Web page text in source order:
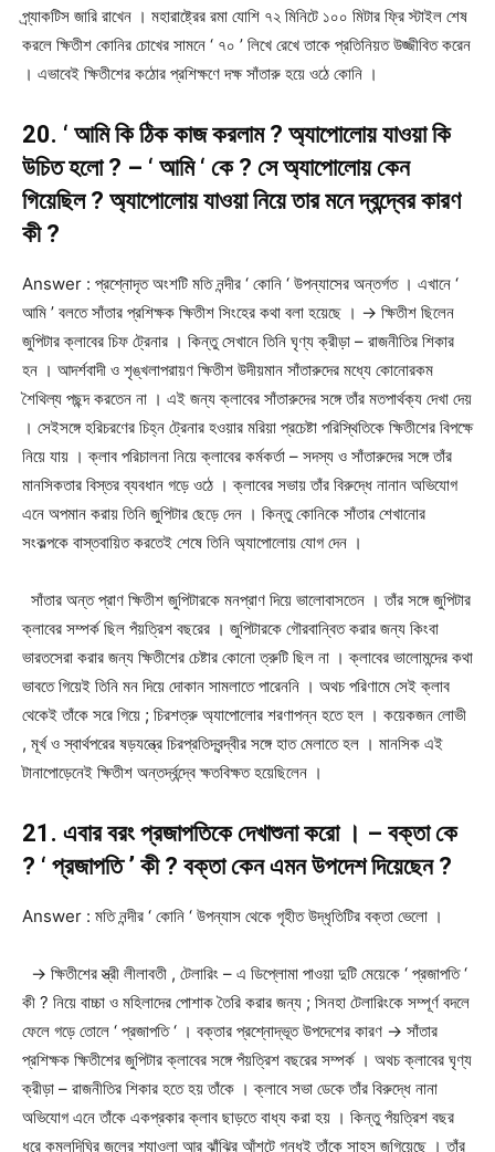
প্র্যাকটিস জারি রাখেন । মহারাষ্ট্রের রমা যোশি ৭২ মিনিটে ১০০ মিটার ফ্রি স্টাইল শেষ
করলে ক্ষিতীশ কোনির চোখের সামনে ‘ ৭০ ’ লিখে রেখে তাকে প্রতিনিয়ত উজ্জীবিত করেন
। এভাবেই ক্ষিতীশের কঠোর প্রশিক্ষণে দক্ষ সাঁতারু হয়ে ওঠে কোনি ।
20. ‘ আমি কি ঠিক কাজ করলাম ? অ্যাপোলোয় যাওয়া কি
উচিত হলো ? – ‘ আমি ‘ কে ? সে অ্যাপোলোয় কেন
গিয়েছিল ? অ্যাপোলোয় যাওয়া নিয়ে তার মনে দ্বন্দ্বের কারণ
কী ?
Answer : প্রশ্নোদৃত অংশটি মতি নন্দীর ‘ কোনি ‘ উপন্যাসের অন্তর্গত । এখানে ‘
আমি ’ বলতে সাঁতার প্রশিক্ষক ক্ষিতীশ সিংহের কথা বলা হয়েছে । → ক্ষিতীশ ছিলেন
জুপিটার ক্লাবের চিফ ট্রেনার । কিন্তু সেখানে তিনি ঘৃণ্য ক্রীড়া – রাজনীতির শিকার
হন । আদর্শবাদী ও শৃঙ্খলাপরায়ণ ক্ষিতীশ উদীয়মান সাঁতারুদের মধ্যে কোনোরকম
শৈথিল্য পছন্দ করতেন না । এই জন্য ক্লাবের সাঁতারুদের সঙ্গে তাঁর মতপার্থক্য দেখা দেয়
। সেইসঙ্গে হরিচরণের চিহ্ন ট্রেনার হওয়ার মরিয়া প্রচেষ্টা পরিস্থিতিকে ক্ষিতীশের বিপক্ষে
নিয়ে যায় । ক্লাব পরিচালনা নিয়ে ক্লাবের কর্মকর্তা – সদস্য ও সাঁতারুদের সঙ্গে তাঁর
মানসিকতার বিস্তর ব্যবধান গড়ে ওঠে । ক্লাবের সভায় তাঁর বিরুদ্ধে নানান অভিযোগ
এনে অপমান করায় তিনি জুপিটার ছেড়ে দেন । কিন্তু কোনিকে সাঁতার শেখানোর
সংকল্পকে বাস্তবায়িত করতেই শেষে তিনি অ্যাপোলোয় যোগ দেন ।
সাঁতার অন্ত প্রাণ ক্ষিতীশ জুপিটারকে মনপ্রাণ দিয়ে ভালোবাসতেন । তাঁর সঙ্গে জুপিটার
ক্লাবের সম্পর্ক ছিল পঁয়ত্রিশ বছরের । জুপিটারকে গৌরবান্বিত করার জন্য কিংবা
ভারতসেরা করার জন্য ক্ষিতীশের চেষ্টার কোনো ত্রুটি ছিল না । ক্লাবের ভালোমন্দের কথা
ভাবতে গিয়েই তিনি মন দিয়ে দোকান সামলাতে পারেননি । অথচ পরিণামে সেই ক্লাব
থেকেই তাঁকে সরে গিয়ে ; চিরশত্রু অ্যাপোলোর শরণাপন্ন হতে হল । কয়েকজন লোভী
, মূর্খ ও স্বার্থপরের ষড়যন্ত্রে চিরপ্রতিদ্বন্দ্বীর সঙ্গে হাত মেলাতে হল । মানসিক এই
টানাপোড়েনেই ক্ষিতীশ অন্তর্দ্বন্দ্বে ক্ষতবিক্ষত হয়েছিলেন ।
21. এবার বরং প্রজাপতিকে দেখাশুনা করো । – বক্তা কে
? ‘ প্রজাপতি ’ কী ? বক্তা কেন এমন উপদেশ দিয়েছেন ?
Answer : মতি নন্দীর ‘ কোনি ‘ উপন্যাস থেকে গৃহীত উদ্ধৃতিটির বক্তা ভেলো ।
→ ক্ষিতীশের স্ত্রী লীলাবতী , টেলারিং – এ ডিপ্লোমা পাওয়া দুটি মেয়েকে ‘ প্রজাপতি ‘
কী ? নিয়ে বাচ্চা ও মহিলাদের পোশাক তৈরি করার জন্য ; সিনহা টেলারিংকে সম্পূর্ণ বদলে
ফেলে গড়ে তোলে ‘ প্রজাপতি ‘ । বক্তার প্রশ্নোদ্ভূত উপদেশের কারণ → সাঁতার
প্রশিক্ষক ক্ষিতীশের জুপিটার ক্লাবের সঙ্গে পঁয়ত্রিশ বছরের সম্পর্ক । অথচ ক্লাবের ঘৃণ্য
ক্রীড়া – রাজনীতির শিকার হতে হয় তাঁকে । ক্লাবে সভা ডেকে তাঁর বিরুদ্ধে নানা
অভিযোগ এনে তাঁকে একপ্রকার ক্লাব ছাড়তে বাধ্য করা হয় । কিন্তু পঁয়ত্রিশ বছর
ধরে কমলদিঘির জলের শ্যাওলা আর ঝাঁঝির আঁশটে গন্ধই তাঁকে সাহস জুগিয়েছে । তাঁর